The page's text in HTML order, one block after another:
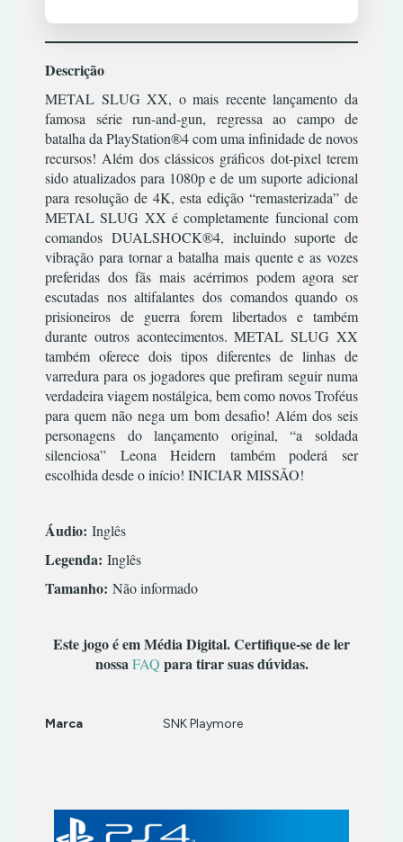
TERROR
TIRO
TERROR
ESTRATÉGIA
MÚSICA/RITMO
RPG
SIMULADOR
TERROR
TIRO
COMBATE
DESPORTO
ESTRATÉGIA
INFANTIL
MÚSICA/RITMO
RPG
SIMULATOR
TERROR
TIRO
360
ACÇÃO/AVENTURA
CLÁSSICOS
CORRIDA
ESPORTES
LUTA
RPG
TIRO
XBOX
ONE
PREMIUM
OFFLINE
ACÇÃO/AVENTURA
COMBATE
CORRIDA
DESPORTO
ESTRATÉGIA
INFANTIL
MÚSICA/RITMO
RPG
SIMULADOR
TERROR
TIRO
XBOX
ONE
PREMIUM
ONLINE
ACÇÃO/AVENTURA
COMBATE
CORRIDA
DESPORTO
ESTRATÉGIA
INFANTIL
MÚSICA/RITMO
RPG
SIMULADOR
TIRO
Descrição
METAL SLUG XX, o mais recente lançamento da
famosa série run-and-gun, regressa ao campo de
batalha da PlayStation®4 com uma infinidade de novos
recursos! Além dos clássicos gráficos dot-pixel terem
sido atualizados para 1080p e de um suporte adicional
para resolução de 4K, esta edição “remasterizada” de
METAL SLUG XX é completamente funcional com
comandos DUALSHOCK®4, incluindo suporte de
vibração para tornar a batalha mais quente e as vozes
preferidas dos fãs mais acérrimos podem agora ser
escutadas nos altifalantes dos comandos quando os
prisioneiros de guerra forem libertados e também
durante outros acontecimentos. METAL SLUG XX
também oferece dois tipos diferentes de linhas de
varredura para os jogadores que prefiram seguir numa
verdadeira viagem nostálgica, bem como novos Troféus
para quem não nega um bom desafio! Além dos seis
personagens do lançamento original, “a soldada
silenciosa” Leona Heidern também poderá ser
escolhida desde o início! INICIAR MISSÃO!
Áudio: Inglês
Legenda: Inglês
Tamanho: Não informado
Este jogo é em Média Digital. Certifique-se de ler
nossaFAQ para tirar suas dúvidas.
Marca
SNK Playmore